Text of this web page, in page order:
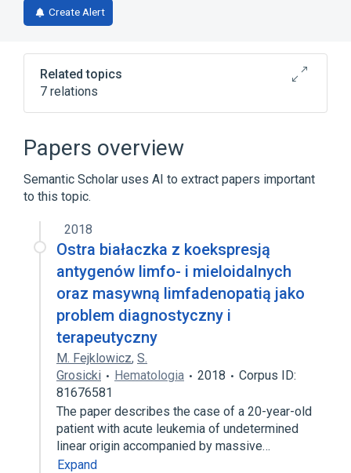
Create Alert
Related topics
7 relations
ACnc
Antibodies
Expand
Papers overview
Semantic Scholar uses AI to extract papers important
to this topic.
2018
Ostra białaczka z koekspresją
antygenów limfo- i mieloidalnych
oraz masywną limfadenopatią jako
problem diagnostyczny i
terapeutyczny
M. Fejklowicz, S.
Grosicki
Hematologia 2018
Corpus ID:
81676581
The paper describes the case of a 20-year-old
patient with acute leukemia of undetermined
linear origin accompanied by massive…
Expand